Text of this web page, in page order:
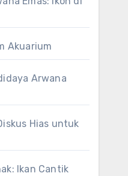
Akuarium
Arwana
Hias untuk
Ikan Cantik